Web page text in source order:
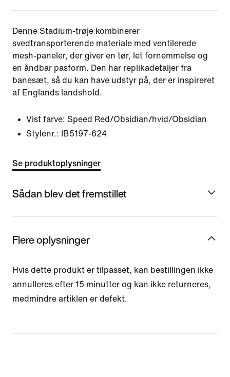
Denne Stadium-trøje kombinerer
svedtransporterende materiale med ventilerede
mesh-paneler, der giver en tør, let fornemmelse og
en åndbar pasform. Den har replikadetaljer fra
banesæt, så du kan have udstyr på, der er inspireret
af Englands landshold.
Vist farve: Speed Red/Obsidian/hvid/Obsidian
Stylenr.:
IB5197-624
Se produktoplysninger
Sådan blev det fremstillet
Flere oplysninger
Hvis dette produkt er tilpasset, kan bestillingen ikke
annulleres efter 15 minutter og kan ikke returneres,
medmindre artiklen er defekt.